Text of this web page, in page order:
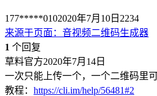
177*****0102020年7月10日 2234
来源于页面 ： 音视频二维码生成器
1 个回复
草料官方2020年7月14日
一次只能上传一个，一个二维码里
教程： https://cli.im/help/56481#2